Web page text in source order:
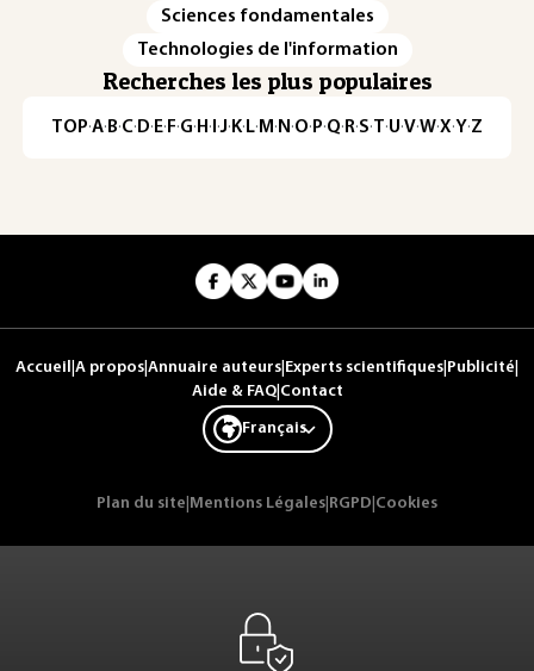
Sciences fondamentales
Technologies de l'information
Recherches les plus populaires
TOP·A·B·C· D· E· F·G· H · ·J· K· L· M · N ·O· P·Q· R·S·T·U·V·W·X·Y·Z
Accueil A propos Annuaire auteurs Experts scientifiques Publicité
Aide & FAQ| Contact
Français
Plan du site Mentions Légales RGPD Cookies